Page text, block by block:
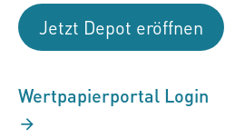
Jetzt Depot eröffnen
Wertpapierportal Login